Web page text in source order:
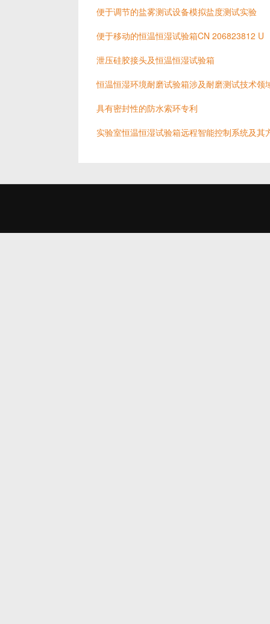
便于调节的盐雾测试设备模拟盐度测试实验
便于移动的恒温恒湿试验箱CN 206823812 U
泄压硅胶接头及恒温恒湿试验箱
恒温恒湿环境耐磨试验箱涉及耐磨测试技术领
具有密封性的防水索环专利
实验室恒温恒湿试验箱远程智能控制系统及其